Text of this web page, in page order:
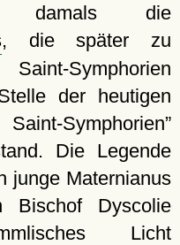
damals die
, die später zu
Symphorien
der heutigen
Symphorien
Die Legende
junge Maternianus
Dyscolie
Licht